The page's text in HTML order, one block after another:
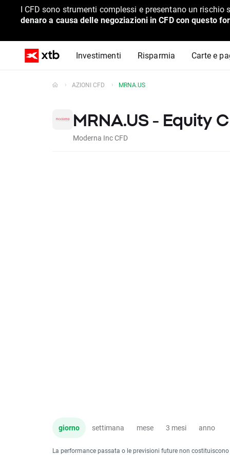
I CFD sono strumenti complessi e presentano un
denaro a causa delle negoziazioni in CFD con questo
Investimenti Risparmia Carte e
AZIONI CFD MRNA.US
MRNA.US - Equity
Moderna Inc CFD
giorno settimana mese 3 mesi anno
La performance passata o le previsioni future non